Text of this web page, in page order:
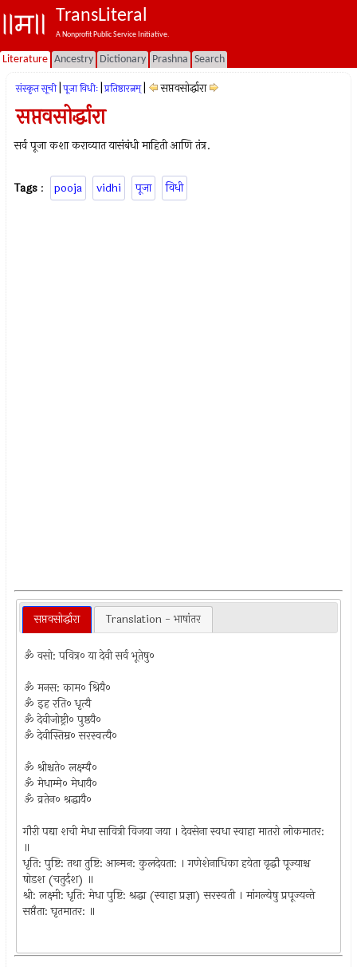
TransLiteral
A Nonprofit Public Service Initiative.
Literature Ancestry Dictionary Prashna Search
संस्कृत सूची पूजा विधीः प्रतिष्ठारत्नम् सप्तवसोर्द्धारा
सप्तवसोर्द्धारा
सर्व पूजा कशा कराव्यात यासंबंधी माहिती आणि तंत्र.
Tags : pooja vidhi पूजा विधी
सप्तवसोर्द्धारा Translation - भाषांतर
ॐ वसो: पवित्र० या देवी सर्व भूतेषु०
ॐ मनस: काम० श्रियै०
ॐ इह रति० धृत्यै
ॐ देवीजोष्ट्री० पुष्ठयै०
ॐ देवीस्तिम्र० सरस्वत्यै०
ॐ श्रीश्चते० लक्ष्म्यै०
ॐ मेधाम्मे० मेधायै०
ॐ व्रतेन० श्रद्धायै०
गौरी पद्या शची मेधा सावित्री विजया जया । देवसेना स्वधा स्वाहा मातरो लोकमातर:
॥
धृति: पुष्टि: तथा तुष्टि: आन्मन: कुलदेवता: । गणेशेनाधिका हयेता वृद्धौ पूज्याश्च
षोडश (चतुर्दश) ॥
श्री: लक्ष्मी: धृति: मेधा पुष्टि: श्रद्धा (स्वाहा प्रज्ञा) सरस्वती । मांगल्येषु प्रपूज्यन्ते
सप्तैता: घृतमातर: ॥